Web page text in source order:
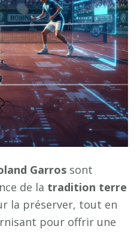
Garros sont
de la tradition terre
la préserver, tout en
pour offrir une